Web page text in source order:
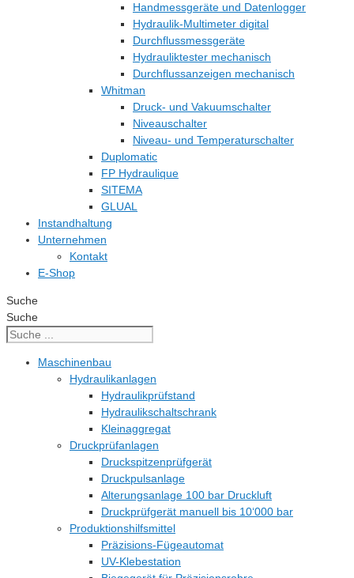
Handmessgeräte und Datenlogger
Hydraulik-Multimeter digital
Durchflussmessgeräte
Hydrauliktester mechanisch
Durchflussanzeigen mechanisch
Whitman
Druck- und Vakuumschalter
Niveauschalter
Niveau- und Temperaturschalter
Duplomatic
FP Hydraulique
SITEMA
GLUAL
Instandhaltung
Unternehmen
Kontakt
E-Shop
Suche
Suche
Maschinenbau
Hydraulikanlagen
Hydraulikprüfstand
Hydraulikschaltschrank
Kleinaggregat
Druckprüfanlagen
Druckspitzenprüfgerät
Druckpulsanlage
Alterungsanlage 100 bar Druckluft
Druckprüfgerät manuell bis 10‘000 bar
Produktionshilfsmittel
Präzisions-Fügeautomat
UV-Klebestation